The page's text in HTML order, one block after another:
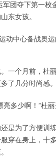
团夺下第一枚
东女孩。
中心备战奥运
个月前，杜
了几分时尚感。
多少啊！”杜丽
为了方便训
穿在身上，十